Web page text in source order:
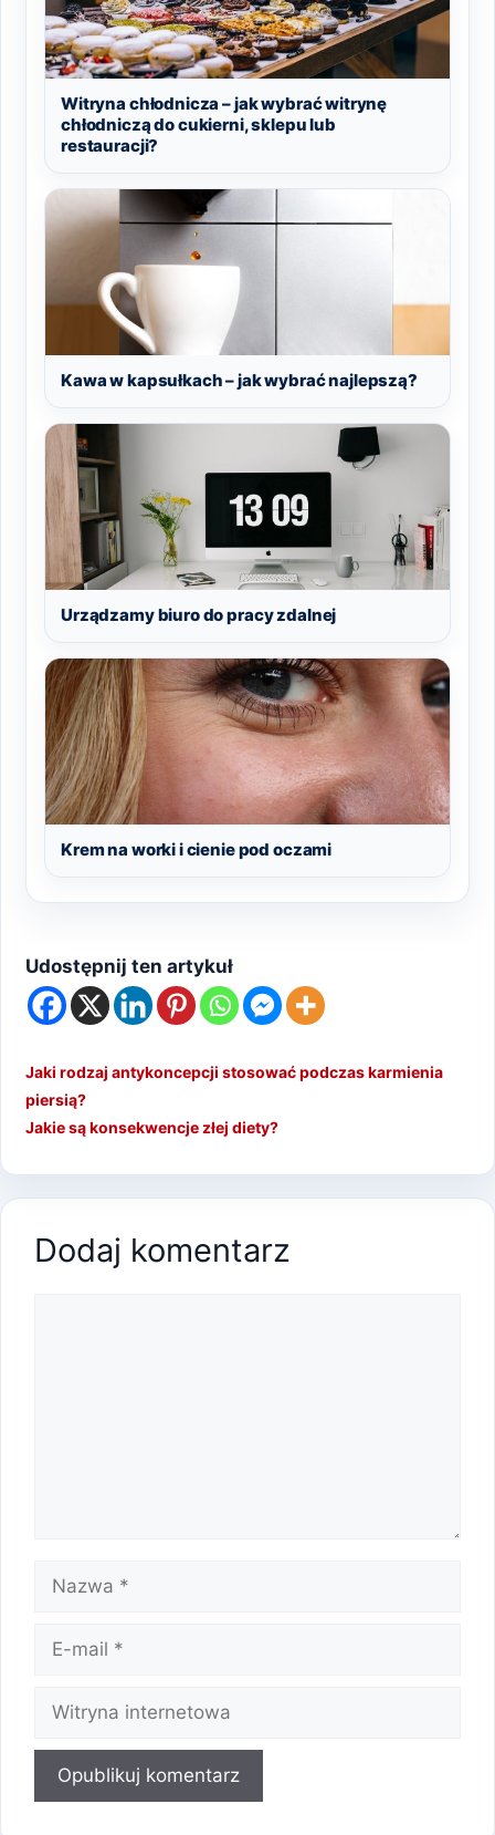
Witryna chłodnicza – jak wybrać witrynę
chłodniczą do cukierni, sklepu lub
restauracji?
Kawa w kapsułkach – jak wybrać najlepszą?
Urządzamy biuro do pracy zdalnej
Krem na worki i cienie pod oczami
Udostępnij ten artykuł
Jaki rodzaj antykoncepcji stosować podczas karmienia
piersią?
Jakie są konsekwencje złej diety?
Dodaj komentarz
Nazwa
Witryna